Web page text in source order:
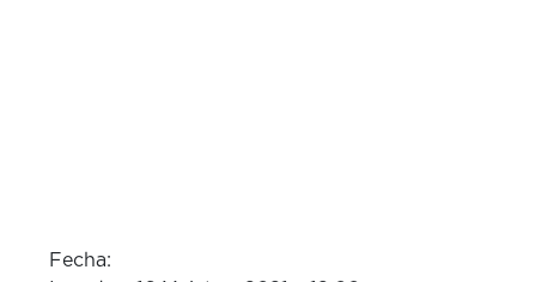
Fecha: